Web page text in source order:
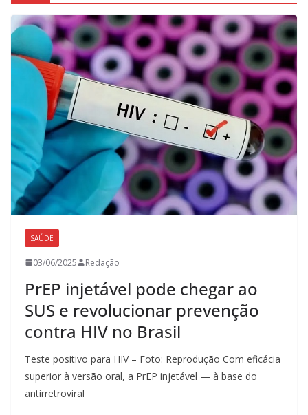
SAÚDE
03/06/2025 Redação
PrEP injetável pode chegar ao
SUS e revolucionar prevenção
contra HIV no Brasil
Teste positivo para HIV – Foto: Reprodução Com eficácia
superior à versão oral, a PrEP injetável — à base do
antirretroviral